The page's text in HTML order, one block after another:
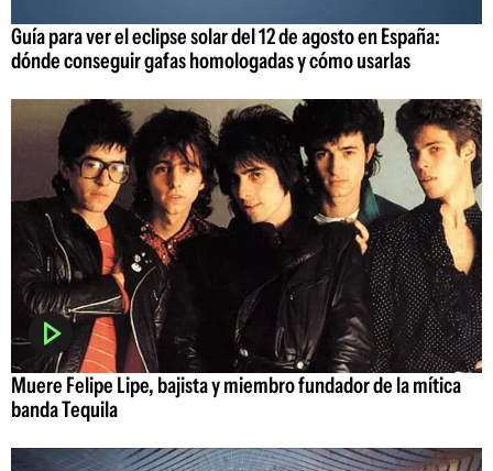
Guía para ver el eclipse solar del 12 de agosto en España:
dónde conseguir gafas homologadas y cómo usarlas
Muere Felipe Lipe, bajista y miembro fundador de la mítica
banda Tequila